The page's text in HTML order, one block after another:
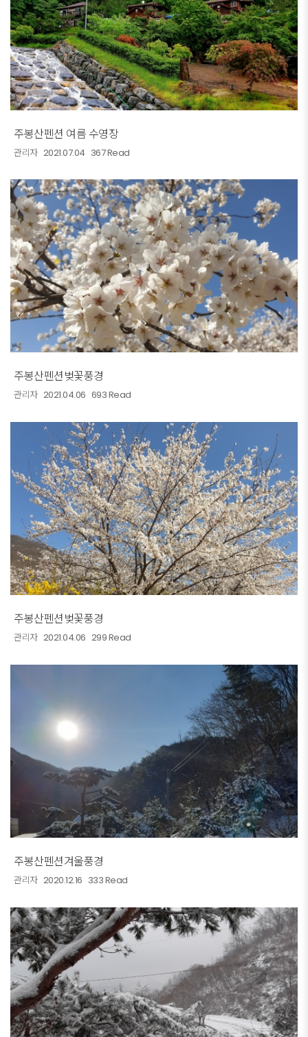
주봉산펜션 여름 수영장
관리자 2021.07.04 367 Read
주봉산펜션벚꽃풍경
관리자 2021.04.06 693 Read
주봉산펜션벚꽃풍경
관리자 2021.04.06 299 Read
주봉산펜션겨울풍경
관리자 2020.12.16 333 Read